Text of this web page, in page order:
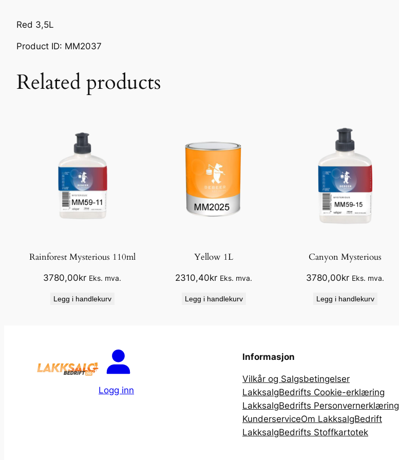
Red 3,5L
Product ID: MM2037
Related products
Rainforest Mysterious 110ml
3780,00kr Eks. mva.
Legg i handlekurv
Yellow 1L
2310,40kr Eks. mva.
Legg i handlekurv
Canyon Mysterious
3780,00kr Eks. mva.
Legg i handlekurv
Logg inn
Informasjon
Vilkår og Salgsbetingelser
LakksalgBedrifts Cookie-erklæring
LakksalgBedrifts Personvernerklæring
KunderserviceOm LakksalgBedrift
LakksalgBedrifts Stoffkartotek